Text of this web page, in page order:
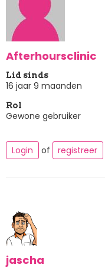
Afterhoursclinic
Lid sinds
16 jaar 9 maanden
Rol
Gewone gebruiker
Login of registreer
jascha